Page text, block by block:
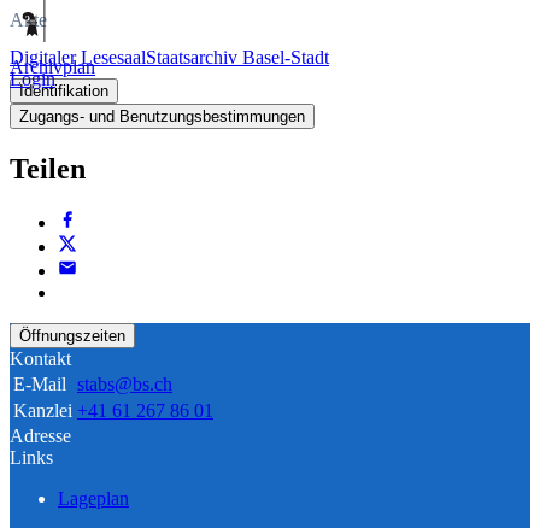
Digitaler LesesaalStaatsarchiv Basel-Stadt
Login
Akte
Archivplan
Identifikation
Zugangs- und Benutzungsbestimmungen
Teilen
Öffnungszeiten
Kontakt
E-Mail stabs@bs.ch
Kanzlei +41 61 267 86 01
Adresse
Links
Lageplan